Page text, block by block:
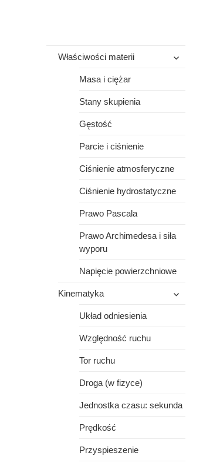
Właściwości materii
rozwiń
Masa i ciężar
Stany skupienia
Gęstość
Parcie i ciśnienie
Ciśnienie atmosferyczne
Ciśnienie hydrostatyczne
Prawo Pascala
Prawo Archimedesa i siła
wyporu
Napięcie powierzchniowe
Kinematyka
rozwiń
Układ odniesienia
Względność ruchu
Tor ruchu
Droga (w fizyce)
Jednostka czasu: sekunda
Prędkość
Przyspieszenie